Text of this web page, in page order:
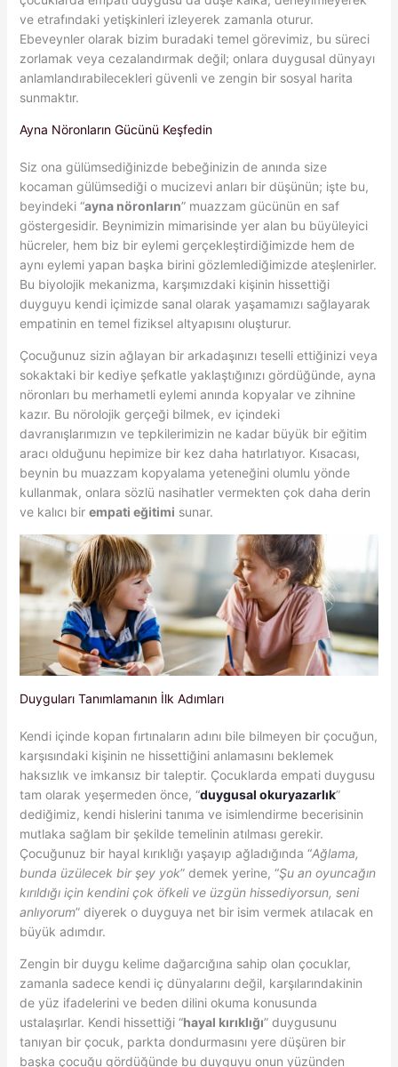
ve etrafındaki yetişkinleri izleyerek zamanla oturur.
Ebeveynler olarak bizim buradaki temel görevimiz, bu süreci
zorlamak veya cezalandırmak değil; onlara duygusal dünyayı
anlamlandırabilecekleri güvenli ve zengin bir sosyal harita
sunmaktır.
Ayna Nöronların Gücünü Keşfedin
Siz ona gülümsediğinizde bebeğinizin de anında size
kocaman gülümsediği o mucizevi anları bir düşünün; işte bu,
beyindeki “ayna nöronların” muazzam gücünün en saf
göstergesidir. Beynimizin mimarisinde yer alan bu büyüleyici
hücreler, hem biz bir eylemi gerçekleştirdiğimizde hem de
aynı eylemi yapan başka birini gözlemlediğimizde ateşlenirler.
Bu biyolojik mekanizma, karşımızdaki kişinin hissettiği
duyguyu kendi içimizde sanal olarak yaşamamızı sağlayarak
empatinin en temel fiziksel altyapısını oluşturur.
Çocuğunuz sizin ağlayan bir arkadaşınızı teselli ettiğinizi veya
sokaktaki bir kediye şefkatle yaklaştığınızı gördüğünde, ayna
nöronları bu merhametli eylemi anında kopyalar ve zihnine
kazır. Bu nörolojik gerçeği bilmek, ev içindeki
davranışlarımızın ve tepkilerimizin ne kadar büyük bir eğitim
aracı olduğunu hepimize bir kez daha hatırlatıyor. Kısacası,
beynin bu muazzam kopyalama yeteneğini olumlu yönde
kullanmak, onlara sözlü nasihatler vermekten çok daha derin
ve kalıcı bir empati eğitimi sunar.
Duyguları Tanımlamanın İlk Adımları
Kendi içinde kopan fırtınaların adını bile bilmeyen bir çocuğun,
karşısındaki kişinin ne hissettiğini anlamasını beklemek
haksızlık ve imkansız bir taleptir. Çocuklarda empati duygusu
tam olarak yeşermeden önce, “duygusal okuryazarlık”
dediğimiz, kendi hislerini tanıma ve isimlendirme becerisinin
mutlaka sağlam bir şekilde temelinin atılması gerekir.
Çocuğunuz bir hayal kırıklığı yaşayıp ağladığında “Ağlama,
bunda üzülecek bir şey yok” demek yerine, “Şu an oyuncağın
kırıldığı için kendini çok öfkeli ve üzgün hissediyorsun, seni
anlıyorum” diyerek o duyguya net bir isim vermek atılacak en
büyük adımdır.
Zengin bir duygu kelime dağarcığına sahip olan çocuklar,
zamanla sadece kendi iç dünyalarını değil, karşılarındakinin
de yüz ifadelerini ve beden dilini okuma konusunda
ustalaşırlar. Kendi hissettiği “hayal kırıklığı” duygusunu
tanıyan bir çocuk, parkta dondurmasını yere düşüren bir
başka çocuğu gördüğünde bu duyguyu onun yüzünden